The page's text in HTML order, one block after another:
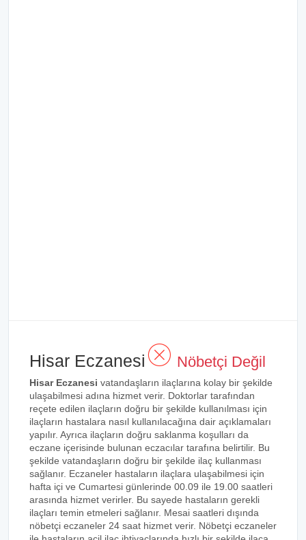
Hisar Eczanesi Nöbetçi Değil
Hisar Eczanesi vatandaşların ilaçlarına kolay bir şekilde
ulaşabilmesi adına hizmet verir. Doktorlar tarafından
reçete edilen ilaçların doğru bir şekilde kullanılması için
ilaçların hastalara nasıl kullanılacağına dair açıklamaları
yapılır. Ayrıca ilaçların doğru saklanma koşulları da
eczane içerisinde bulunan eczacılar tarafına belirtilir. Bu
şekilde vatandaşların doğru bir şekilde ilaç kullanması
sağlanır. Eczaneler hastaların ilaçlara ulaşabilmesi için
hafta içi ve Cumartesi günlerinde 00.09 ile 19.00 saatleri
arasında hizmet verirler. Bu sayede hastaların gerekli
ilaçları temin etmeleri sağlanır. Mesai saatleri dışında
nöbetçi eczaneler 24 saat hizmet verir. Nöbetçi eczaneler